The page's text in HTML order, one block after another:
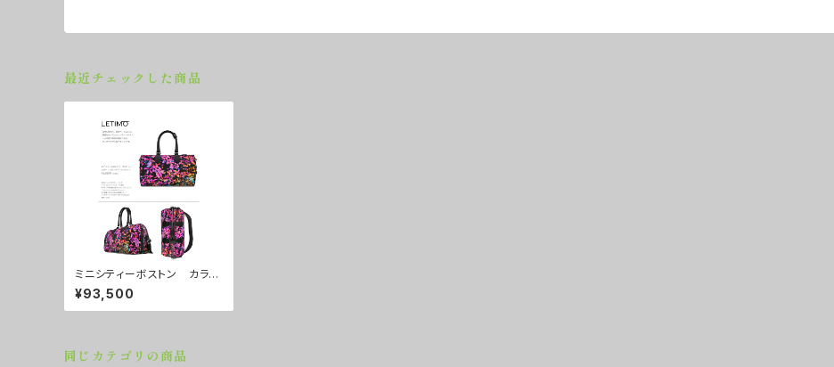
最近チェックした商品
ミニシティーボストン カラ
ー/マゼンダアントワネット
■配送まで約１か月
¥93,500
同じカテゴリの商品